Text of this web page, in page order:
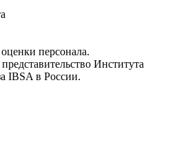
персонала.
Института
IBSA в России.